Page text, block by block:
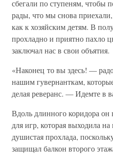
сбегали по ступеням, чтобы
рады, что мы снова
как к хозяйским детям. В
прохладно и приятно пахло
заключал нас в свои объятия.
«Наконец то вы здесь! —
нашим гувернанткам,
делая реверанс. — Идемте в
Вдоль длинного коридора
для игр, которая выходила
душистая прохлада,
защищал балкон второго